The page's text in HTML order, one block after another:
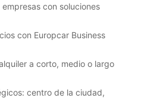
con soluciones
con Europcar Business
a corto, medio o largo
centro de la ciudad,